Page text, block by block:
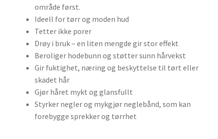
område først.
Ideell for tørr og moden hud
Tetter ikke porer
Drøy i bruk – en liten mengde gir stor effekt
Beroliger hodebunn og støtter sunn hårvekst
Gir fuktighet, næring og beskyttelse til tørt eller
skadet hår
Gjør håret mykt og glansfullt
Styrker negler og mykgjør neglebånd, som kan
forebygge sprekker og tørrhet